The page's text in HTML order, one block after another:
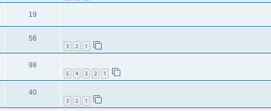
19
1
2
3
56
1
2
3
4
5
98
1
2
3
40